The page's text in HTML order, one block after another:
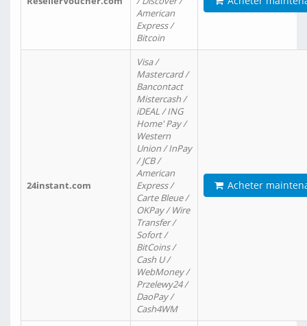
American
Express /
Bitcoin
24instant.com
Visa /
Mastercard /
Bancontact
Mistercash /
iDEAL / ING
Home' Pay /
Western
Union / InPay
/ JCB /
American
Express /
Carte Bleue /
OKPay / Wire
Transfer /
Sofort /
BitCoins /
Cash U /
WebMoney /
Przelewy24 /
DaoPay /
Cash4WM
Acheter